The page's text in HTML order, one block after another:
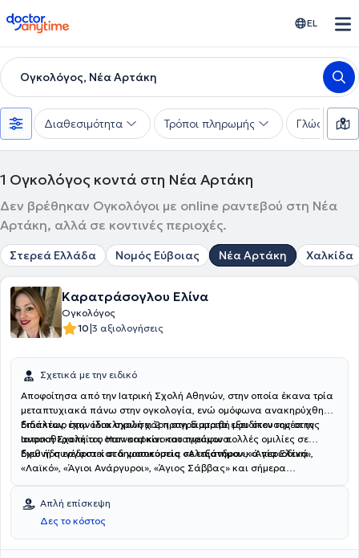
doctoranytime EL
Ογκολόγος, Νέα Αρτάκη
Διαθεσιμότητα Τρόποι πληρωμής Γλώσσες
1 Ογκολόγος κοντά στη Νέα Αρτάκη
Δεν βρέθηκαν Ογκολόγοι με online ραντεβού στη Νέα
Αρτάκη, αλλά σε κοντινές περιοχές.
Στερεά Ελλάδα Νομός Εύβοιας Νέα Αρτάκη Χαλκίδα
Καρατράσογλου Ελίνα
Ογκολόγος
10|3 αξιολογήσεις
Σχετικά με την ειδικό
Αποφοίτησα από την Ιατρική Σχολή Αθηνών, στην οποία έκανα τρία
μεταπτυχιακά πάνω στην ογκολογία, ενώ ομόφωνα ανακηρύχθηκα
διδάκτωρ στην ίδια σχολή χάρη στη διατριβή μου στον τομέα της
ανοσοθεραπείας στον καρκίνο του πνεύμονα.
Επιπλέον, έχω ολοκληρώσει 2 προγράμματα εξειδίκευσης στην
Ιατρική Σχολή του Harvard και καταγράφω πολλές ομιλίες σε
διεθνή συνέδρια και δημοσιεύσεις σε επιστημονικά περιοδικά.
Εχω ήδη εργαστεί στα νοσοκομεία «Αλεξάνδρα», «Αγία Ελένη»,
«Λαϊκό», «Άγιοι Ανάργυροι», «Άγιος Σάββας» και σήμερα
εξειδικεύτηκα στον καρκίνο του μαστού στο University College
London Hospital (UCLH) με υποτροφία από την Εταιρεία Ογκολόγων
- Παθολόγων Ελλάδας.
Απλή επίσκεψη
Δες το κόστος